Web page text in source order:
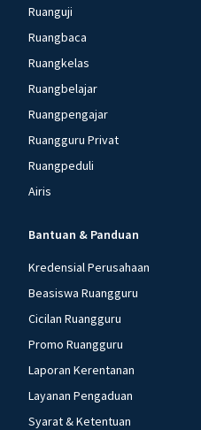
Ruanguji
Ruangbaca
Ruangkelas
Ruangbelajar
Ruangpengajar
Ruangguru Privat
Ruangpeduli
Airis
Bantuan & Panduan
Kredensial Perusahaan
Beasiswa Ruangguru
Cicilan Ruangguru
Promo Ruangguru
Laporan Kerentanan
Layanan Pengaduan
Syarat & Ketentuan